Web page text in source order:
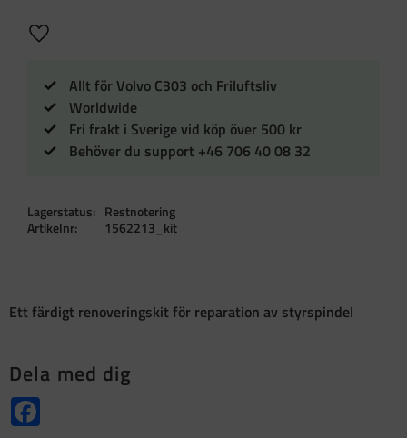
Lägg till i favoriter
Allt för Volvo C303 och Friluftsliv
Worldwide
Fri frakt i Sverige vid köp över 500 kr
Behöver du support +46 706 40 08 32
Lagerstatus
Restnotering
Artikelnr
1562213_kit
Ett färdigt renoveringskit för reparation av styrspindel
Dela med dig